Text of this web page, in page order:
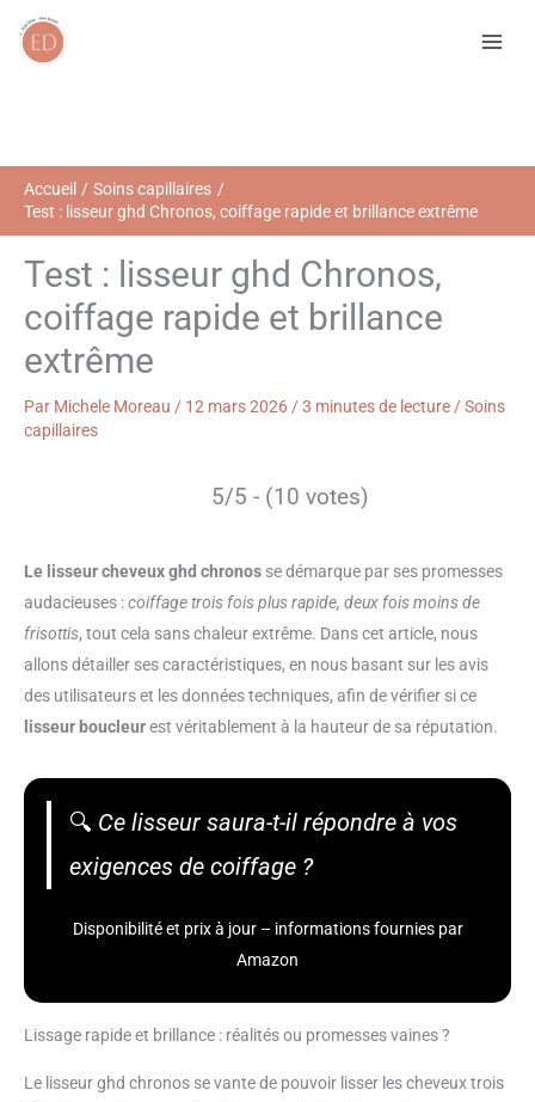
Accueil
Soins capillaires
Test : lisseur ghd Chronos, coiffage rapide et brillance extrême
Test : lisseur ghd Chronos,
coiffage rapide et brillance
extrême
Par Michele Moreau / 12 mars 2026 /3 minutes de lecture /Soins
capillaires
5/5 - (10 votes)
Le lisseur cheveux ghd chronos se démarque par ses promesses
audacieuses :coiffage trois fois plus rapide, deux fois moins de
frisottis, tout cela sans chaleur extrême. Dans cet article, nous
allons détailler ses caractéristiques, en nous basant sur les avis
des utilisateurs et les données techniques, afin de vérifier si ce
lisseur boucleurest véritablement à la hauteur de sa réputation.
🔍 Ce lisseur saura-t-il répondre à vos
exigences de coiffage ?
Disponibilité et prix à jour – informations fournies par
Amazon
Lissage rapide et brillance : réalités ou promesses vaines ?
Le lisseur ghd chronos se vante de pouvoir lisser les cheveux trois
R
e
r
c
r